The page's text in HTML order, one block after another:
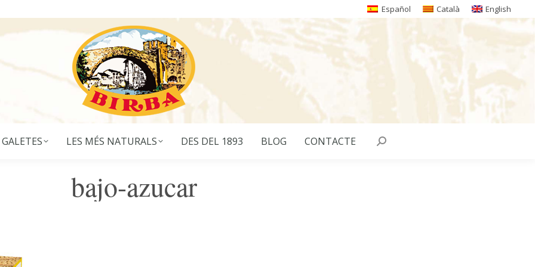
Español Català English
LES MÉS NATURALS DES DEL 1893 BLOG CONTACTE Search:
bajo-azucar